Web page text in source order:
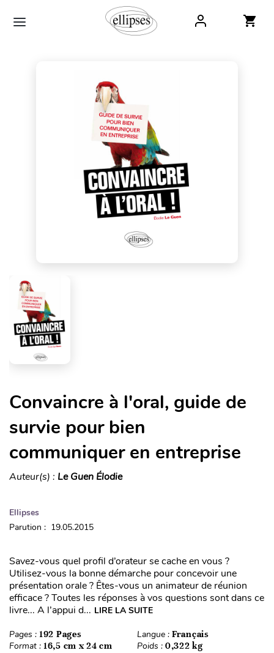
Convaincre à l'oral, guide de
survie pour bien
communiquer en entreprise
Auteur(s) : Le Guen Élodie
Ellipses
Parution : 19.05.2015
Savez-vous quel profil d’orateur se cache en vous ?
Utilisez-vous la bonne démarche pour concevoir une
présentation orale ? Êtes-vous un animateur de réunion
efficace ? Toutes les réponses à vos questions sont dans ce
livre... A l’appui d... LIRE LA SUITE
Pages : 192 Pages Langue : Français
Format : 16,5 cm x 24 cm Poids : 0,322 kg